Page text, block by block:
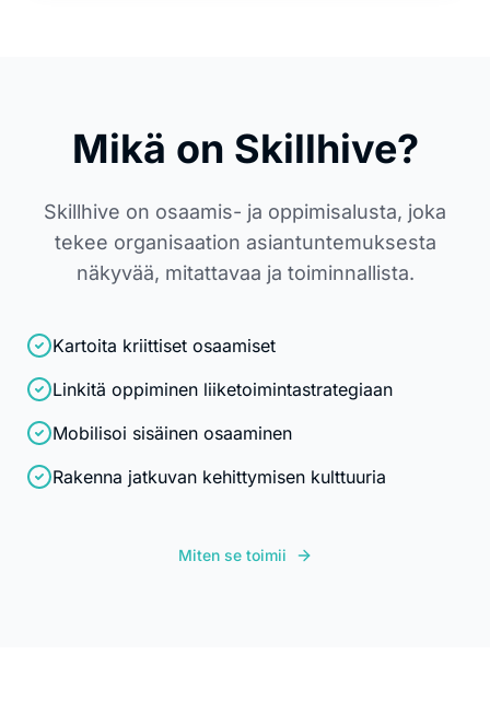
Mikä on Skillhive?
Skillhive on osaamis- ja oppimisalusta, joka
tekee organisaation asiantuntemuksesta
näkyvää, mitattavaa ja toiminnallista.
Kartoita kriittiset osaamiset
Linkitä oppiminen liiketoimintastrategiaan
Mobilisoi sisäinen osaaminen
Rakenna jatkuvan kehittymisen kulttuuria
Miten se toimii